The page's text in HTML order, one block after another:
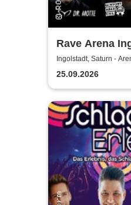
Rave Arena
Ingolstadt, Saturn -
25.09.2026